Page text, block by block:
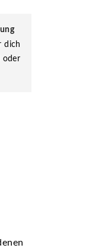
dich
oder